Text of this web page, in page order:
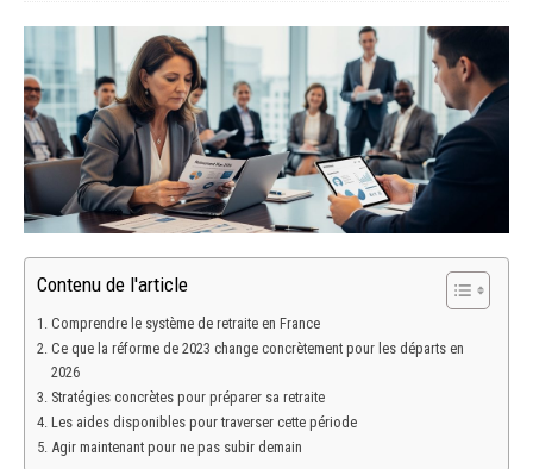
Contenu de l'article
Comprendre le système de retraite en France
Ce que la réforme de 2023 change concrètement pour les départs en
2026
Stratégies concrètes pour préparer sa retraite
Les aides disponibles pour traverser cette période
Agir maintenant pour ne pas subir demain